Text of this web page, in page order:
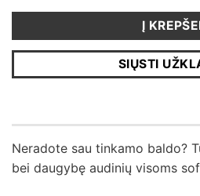
Į
SIŲSTI
Neradote sau tinkamo baldo?
bei daugybę audinių visoms